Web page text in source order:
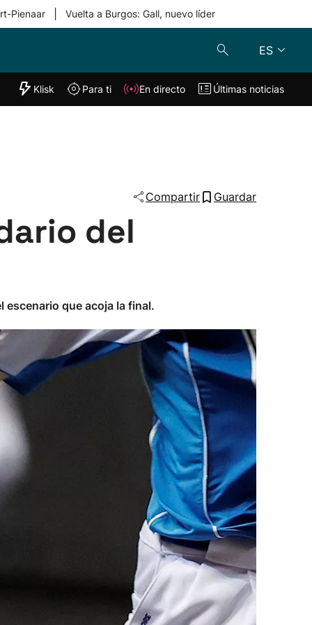
Pienaar Vuelta a Burgos: Gall, nuevo líder
ES
"Helmuga"
Klisk En directo
Klisk Para ti En directo Últimas noticias
Compartir Guardar
del
escenario que acoja la final.